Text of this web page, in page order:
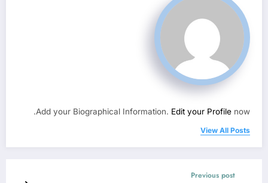
Add your Biographical Information. Edit your Profile now.
View All Posts
Previous post